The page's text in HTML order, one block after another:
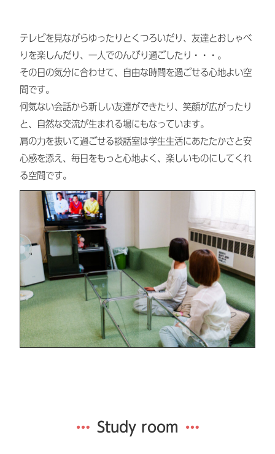
テレビを見ながらゆったりとくつろいだり、友達とおしゃべ
りを楽しんだり、一人でのんびり過ごしたり・・・。
その日の気分に合わせて、自由な時間を過ごせる心地よい空
間です。
何気ない会話から新しい友達ができたり、笑顔が広がったり
と、自然な交流が生まれる場にもなっています。
肩の力を抜いて過ごせる談話室は学生生活にあたたかさと安
心感を添え、毎日をもっと心地よく、楽しいものにしてくれ
る空間です。
Study room